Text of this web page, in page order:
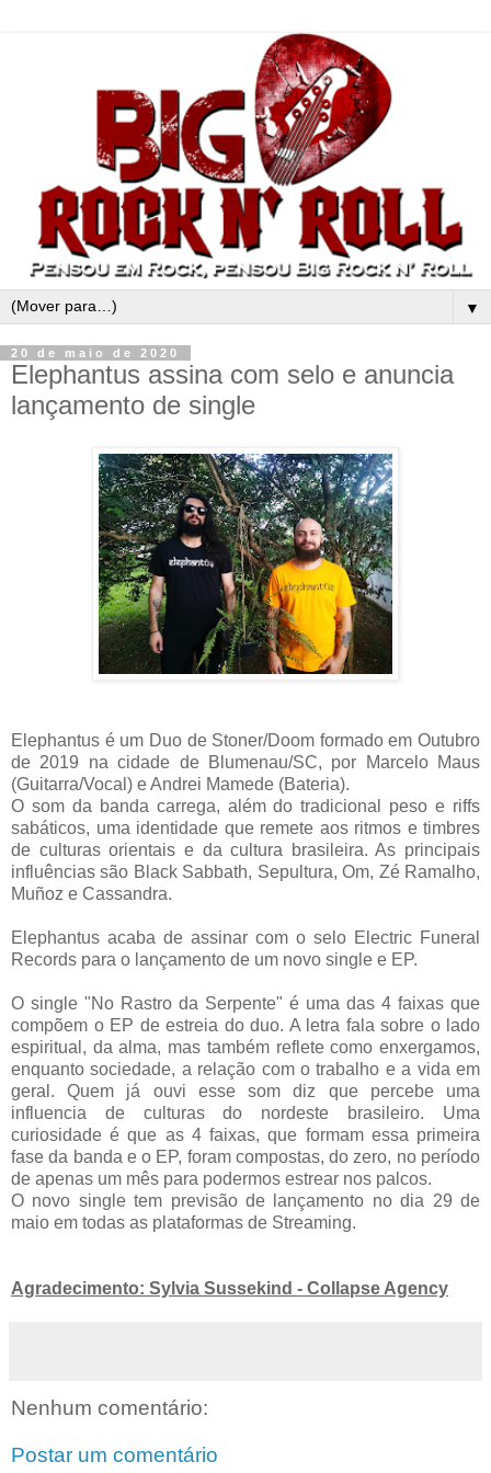
▼
20 de maio de 2020
Elephantus assina com selo e anuncia
lançamento de single
Elephantus é um Duo de Stoner/Doom formado em Outubro
de 2019 na cidade de Blumenau/SC, por Marcelo Maus
(Guitarra/Vocal) e Andrei Mamede (Bateria).
O som da banda carrega, além do tradicional peso e riffs
sabáticos, uma identidade que remete aos ritmos e timbres
de culturas orientais e da cultura brasileira. As principais
influências são Black Sabbath, Sepultura, Om, Zé Ramalho,
Muñoz e Cassandra.
Elephantus acaba de assinar com o selo Electric Funeral
Records para o lançamento de um novo single e EP.
O single "No Rastro da Serpente" é uma das 4 faixas que
compõem o EP de estreia do duo. A letra fala sobre o lado
espiritual, da alma, mas também reflete como enxergamos,
enquanto sociedade, a relação com o trabalho e a vida em
geral. Quem já ouvi esse som diz que percebe uma
influencia de culturas do nordeste brasileiro. Uma
curiosidade é que as 4 faixas, que formam essa primeira
fase da banda e o EP, foram compostas, do zero, no período
de apenas um mês para podermos estrear nos palcos.
O novo single tem previsão de lançamento no dia 29 de
maio em todas as plataformas de Streaming.
Agradecimento: Sylvia Sussekind - Collapse Agency
Nenhum comentário:
Postar um comentário